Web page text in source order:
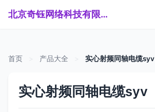
北京奇钰网络科技有限公司
首页 产品大全 实心射频同轴电缆syv
实心射频同轴电缆syv